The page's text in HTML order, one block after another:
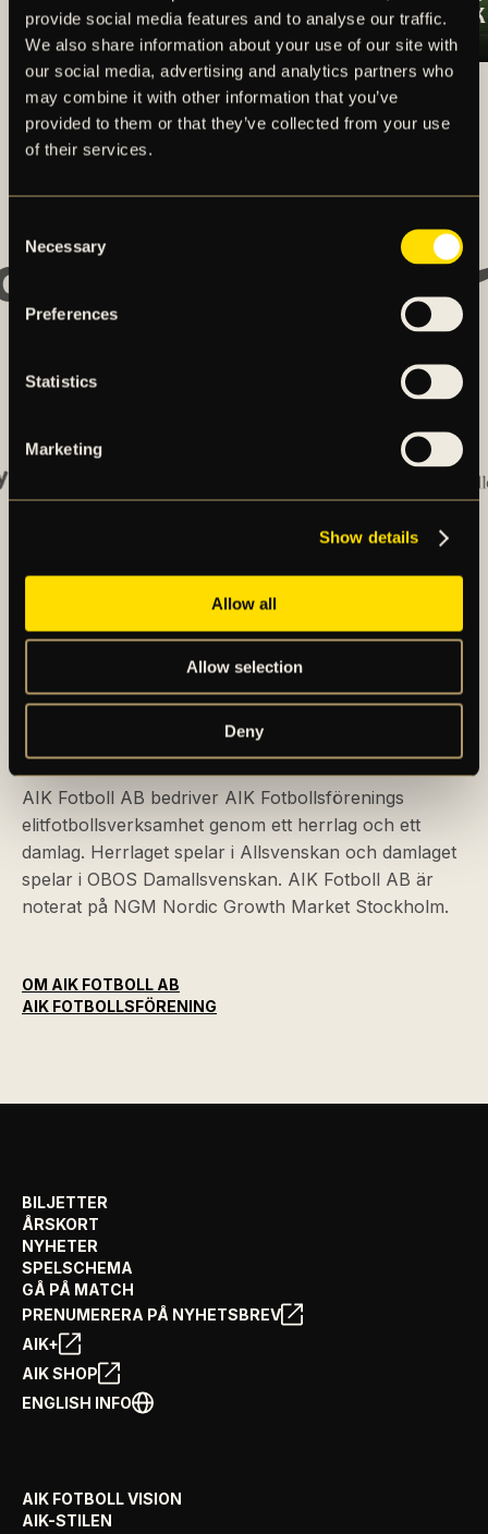
provide social media features and to analyse our traffic.
We also share information about your use of our site with
our social media, advertising and analytics partners who
may combine it with other information that you’ve
provided to them or that they’ve collected from your use
of their services.
Selection
Necessary
Preferences
Statistics
Marketing
Show details
Allow all
Allow selection
Deny
ÖRGRYTE IS
SEGERN TILL AIK
ALLA NYHETER
Huvudpartners
AIK Fotboll AB bedriver AIK Fotbollsförenings
elitfotbollsverksamhet genom ett herrlag och ett
damlag. Herrlaget spelar i Allsvenskan och damlaget
spelar i OBOS Damallsvenskan. AIK Fotboll AB är
noterat på NGM Nordic Growth Market Stockholm.
OM AIK FOTBOLL AB
AIK FOTBOLLSFÖRENING
BILJETTER
ÅRSKORT
NYHETER
SPELSCHEMA
GÅ PÅ MATCH
PRENUMERERA PÅ NYHETSBREV
AIK+
AIK SHOP
ENGLISH INFO
AIK FOTBOLL VISION
AIK-STILEN